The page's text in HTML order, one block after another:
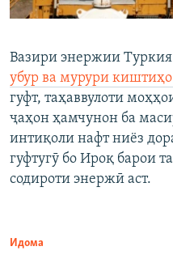
Вазири энержии
убур ва мурури
гуфт, таҳаввулоти
ҷаҳон ҳамчунон ба
интиқоли нафт ниёз
гуфтугӯ бо Ироқ барои
содироти энержӣ аст.
Идома